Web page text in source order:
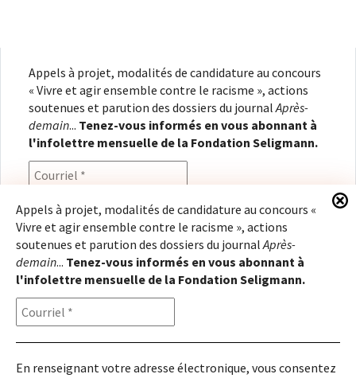
Appels à projet, modalités de candidature au concours
« Vivre et agir ensemble contre le racisme », actions
soutenues et parution des dossiers du journal Après-
demain... Tenez-vous informés en vous abonnant à
l'infolettre mensuelle de la Fondation Seligmann.
En renseignant votre adresse électronique, vous
consentez à recevoir l'infolettre de la Fondation
Seligmann, conformément à notrepolitique de
confidentialité. Il vous sera possible de vous
désabonner à tout moment.
Appels à projet, modalités de candidature au concours «
Vivre et agir ensemble contre le racisme », actions
soutenues et parution des dossiers du journalAprès-
demain... Tenez-vous informés en vous abonnant à
l'infolettre mensuelle de la Fondation Seligmann.
En renseignant votre adresse électronique, vous consentez